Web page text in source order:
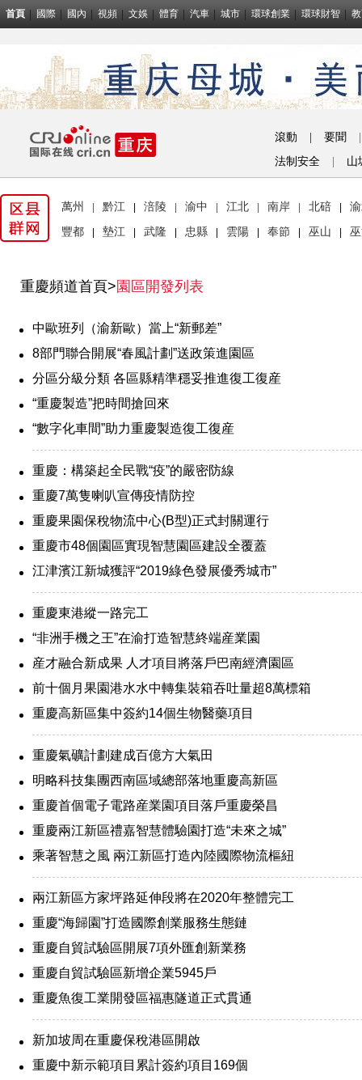
首頁 國際 國內 視頻 文娛 體育 汽車 城市 環球創業 環球財智
滾動 要聞
法制安全
山
萬州 黔江 涪陵 渝中 江北 南岸 北碚
豐都
墊江 武隆 忠縣 雲陽 奉節 巫山
重慶頻道首頁> 園區開發列表
中歐班列（渝新歐）當上“新郵差”
8部門聯合開展“春風計劃”送政策進園區
分區分級分類 各區縣精準穩妥推進復工復産
“重慶製造”把時間搶回來
“數字化車間”助力重慶製造復工復産
重慶：構築起全民戰“疫”的嚴密防線
重慶7萬隻喇叭宣傳疫情防控
重慶果園保稅物流中心(B型)正式封關運行
重慶市48個園區實現智慧園區建設全覆蓋
江津濱江新城獲評“2019綠色發展優秀城市”
重慶東港縱一路完工
“非洲手機之王”在渝打造智慧終端産業園
産才融合新成果 人才項目將落戶巴南經濟園區
前十個月果園港水水中轉集裝箱吞吐量超8萬標箱
重慶高新區集中簽約14個生物醫藥項目
重慶氣礦計劃建成百億方大氣田
明略科技集團西南區域總部落地重慶高新區
重慶首個電子電路産業園項目落戶重慶榮昌
重慶兩江新區禮嘉智慧體驗園打造“未來之城”
乘著智慧之風 兩江新區打造內陸國際物流樞紐
兩江新區方家坪路延伸段將在2020年整體完工
重慶“海歸園”打造國際創業服務生態鏈
重慶自貿試驗區開展7項外匯創新業務
重慶自貿試驗區新增企業5945戶
重慶魚復工業開發區福惠隧道正式貫通
新加坡周在重慶保稅港區開啟
重慶中新示範項目累計簽約項目169個